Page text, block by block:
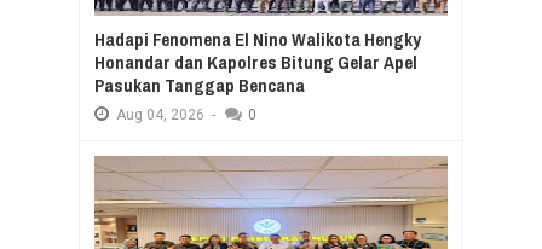
Hadapi Fenomena El Nino Walikota Hengky
Honandar dan Kapolres Bitung Gelar Apel
Pasukan Tanggap Bencana
Aug 04, 2026 - 0